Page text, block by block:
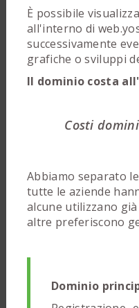
È possibile
all'interno di
successivamente
grafiche o sviluppi
Il dominio costa
Costi
Abbiamo separato
tutte le aziende
alcune utilizzano
altre preferiscono
Dominio